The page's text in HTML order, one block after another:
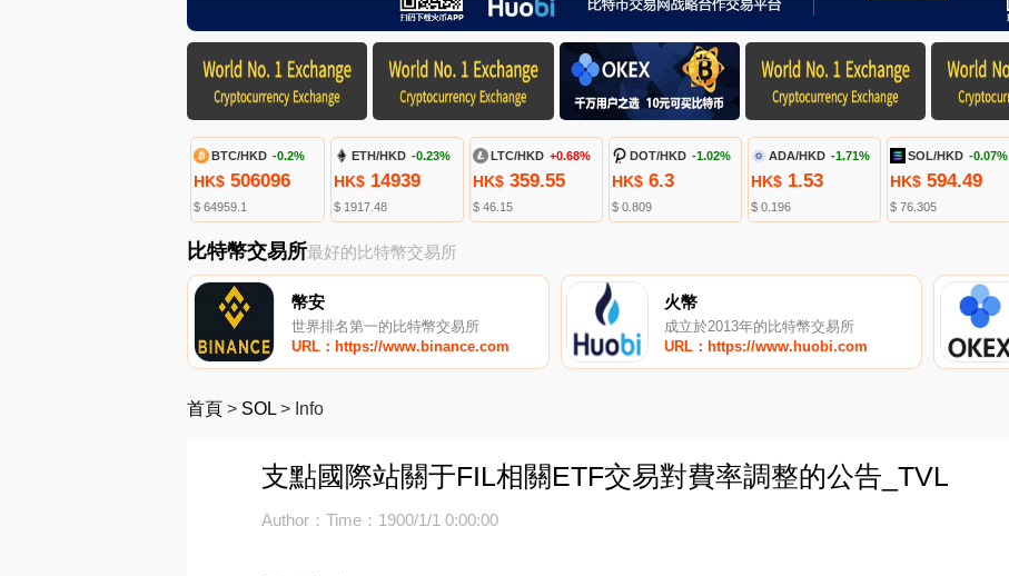
BTC/HKD -0.2%
HK$ 506096
$ 64959.1
ETH/HKD -0.23%
HK$14939
$ 1917.48
LTC/HKD +0.68%
HK$359.55
$ 46.15
DOT/HKD -1.02%
HK$6.3
$ 0.809
ADA/HKD -1.71%
HK$1.53
$ 0.196
SOL/HKD -0.07%
HK$ 594.49
$ 76.305
比特幣交易所最好的比特幣交易所
幣安
世界排名第一的比特幣交易所
URL：https://www.binance.com
火幣
成立於2013年的比特幣交易所
URL：https://www.huobi.com
首頁 > SOL > Info
支點國際站關于FIL相關ETF交易對費率調整的公告_TVL
Author：Time：1900/1/1 0:00:00